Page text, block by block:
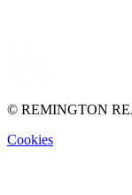
© REMINGTON
Cookies